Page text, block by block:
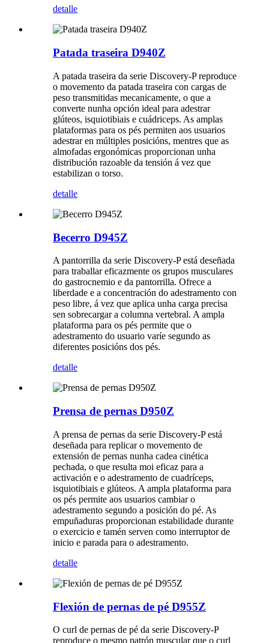
detalle
Patada traseira D940Z
A patada traseira da serie Discovery-P reproduce
o movemento da patada traseira con cargas de
peso transmitidas mecanicamente, o que a
converte nunha opción ideal para adestrar
glúteos, isquiotibiais e cuádriceps. As amplas
plataformas para os pés permiten aos usuarios
adestrar en múltiples posicións, mentres que as
almofadas ergonómicas proporcionan unha
distribución razoable da tensión á vez que
estabilizan o torso.
detalle
Becerro D945Z
A pantorrilla da serie Discovery-P está deseñada
para traballar eficazmente os grupos musculares
do gastrocnemio e da pantorrilla. Ofrece a
liberdade e a concentración do adestramento con
peso libre, á vez que aplica unha carga precisa
sen sobrecargar a columna vertebral. A ampla
plataforma para os pés permite que o
adestramento do usuario varíe segundo as
diferentes posicións dos pés.
detalle
Prensa de pernas D950Z
A prensa de pernas da serie Discovery-P está
deseñada para replicar o movemento de
extensión de pernas nunha cadea cinética
pechada, o que resulta moi eficaz para a
activación e o adestramento de cuadríceps,
isquiotibiais e glúteos. A ampla plataforma para
os pés permite aos usuarios cambiar o
adestramento segundo a posición do pé. As
empuñaduras proporcionan estabilidade durante
o exercicio e tamén serven como interruptor de
inicio e parada para o adestramento.
detalle
Flexión de pernas de pé D955Z
O curl de pernas de pé da serie Discovery-P
reproduce o mesmo patrón muscular que o curl